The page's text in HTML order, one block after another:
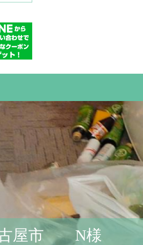
古屋市 N様